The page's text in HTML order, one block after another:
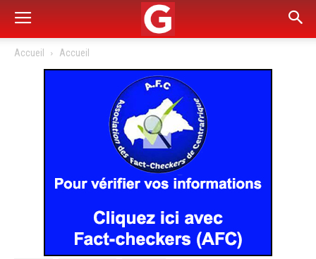
Accueil Accueil